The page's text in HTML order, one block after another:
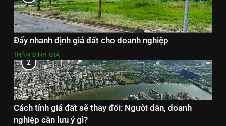
Đẩy nhanh định giá đất cho doanh nghiệp
THẨM ĐỊNH GIÁ
2
Cách tính giá đất sẽ thay đổi: Người dân, doanh
nghiệp cần lưu ý gì?